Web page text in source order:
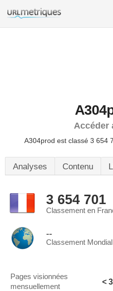
Accéder
A304prod est classé 3 654
Analyses Contenu
3 654 701
Classement en
--
Classement Mondial
Pages visionnées
mensuellement
<